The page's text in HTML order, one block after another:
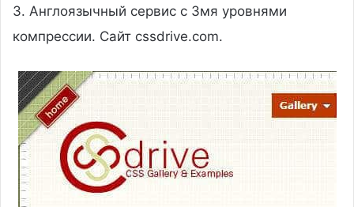
3. Англоязычный сервис с 3мя уровнями
компрессии. Сайт cssdrive.com.